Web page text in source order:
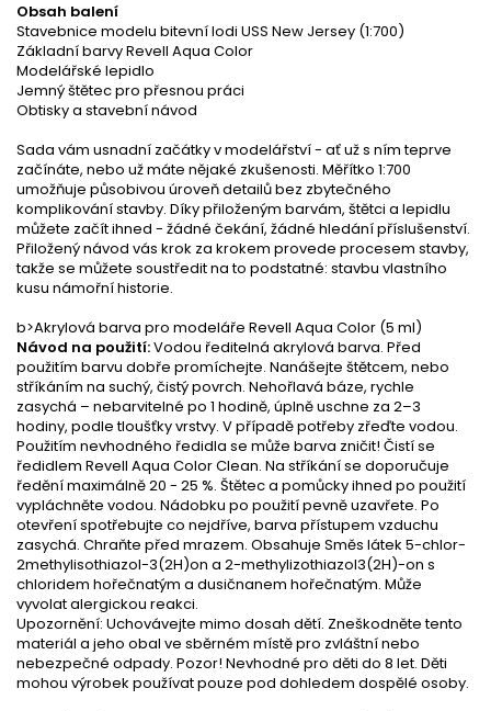
Obsah balení
Stavebnice modelu bitevní lodi USS New Jersey (1:700)
Základní barvy Revell Aqua Color
Modelářské lepidlo
Jemný štětec pro přesnou práci
Obtisky a stavební návod
Sada vám usnadní začátky v modelářství - ať už s ním teprve
začínáte, nebo už máte nějaké zkušenosti. Měřítko 1:700
umožňuje působivou úroveň detailů bez zbytečného
komplikování stavby. Díky přiloženým barvám, štětci a lepidlu
můžete začít ihned - žádné čekání, žádné hledání příslušenství.
Přiložený návod vás krok za krokem provede procesem stavby,
takže se můžete soustředit na to podstatné: stavbu vlastního
kusu námořní historie.
b>Akrylová barva pro modeláře Revell Aqua Color (5 ml)
Návod na použití:Vodou ředitelná akrylová barva. Před
použitím barvu dobře promíchejte. Nanášejte štětcem, nebo
stříkáním na suchý, čistý povrch. Nehořlavá báze, rychle
zasychá – nebarvitelné po 1 hodině, úplně uschne za 2–3
hodiny, podle tloušťky vrstvy. V případě potřeby zřeďte vodou.
Použitím nevhodného ředidla se může barva zničit! Čistí se
ředidlem Revell Aqua Color Clean. Na stříkání se doporučuje
ředění maximálně 20 - 25 %. Štětec a pomůcky ihned po použití
vypláchněte vodou. Nádobku po použití pevně uzavřete. Po
otevření spotřebujte co nejdříve, barva přístupem vzduchu
zasychá. Chraňte před mrazem. Obsahuje Směs látek 5-chlor-
2methylisothiazol-3(2H)on a 2-methylizothiazol3(2H)-on s
chloridem hořečnatým a dusičnanem hořečnatým. Může
vyvolat alergickou reakci.
Upozornění: Uchovávejte mimo dosah dětí. Zneškodněte tento
materiál a jeho obal ve sběrném místě pro zvláštní nebo
nebezpečné odpady. Pozor! Nevhodné pro děti do 8 let. Děti
mohou výrobek používat pouze pod dohledem dospělé osoby.